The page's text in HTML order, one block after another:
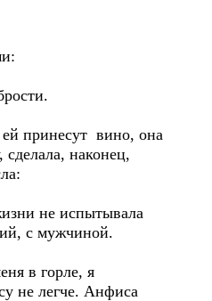
принесут вино, она
сделала, наконец,
не испытывала
с мужчиной.
в горле, я
не легче. Анфиса